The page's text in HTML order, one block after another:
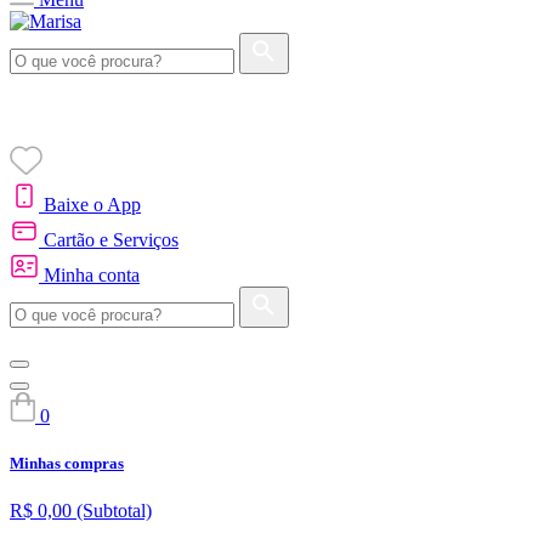
Baixe o App
Cartão e Serviços
Minha conta
0
Minhas compras
R$ 0,00 (Subtotal)